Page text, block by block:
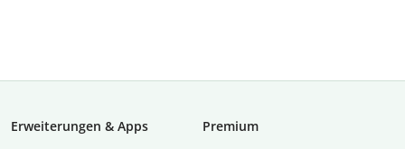
Erweiterungen & Apps
Premium